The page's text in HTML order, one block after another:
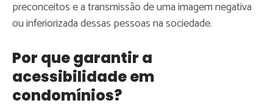
preconceitos e a transmissão de uma imagem negativa
ou inferiorizada dessas pessoas na sociedade.
Por que garantir a
acessibilidade em
condomínios?